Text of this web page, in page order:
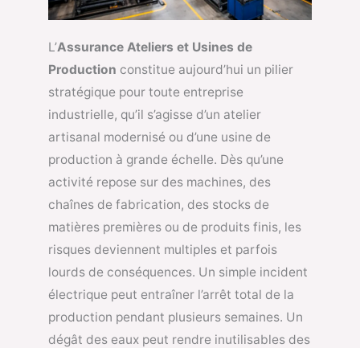
L’Assurance Ateliers et Usines de
Production constitue aujourd’hui un pilier
stratégique pour toute entreprise
industrielle, qu’il s’agisse d’un atelier
artisanal modernisé ou d’une usine de
production à grande échelle. Dès qu’une
activité repose sur des machines, des
chaînes de fabrication, des stocks de
matières premières ou de produits finis, les
risques deviennent multiples et parfois
lourds de conséquences. Un simple incident
électrique peut entraîner l’arrêt total de la
production pendant plusieurs semaines. Un
dégât des eaux peut rendre inutilisables des